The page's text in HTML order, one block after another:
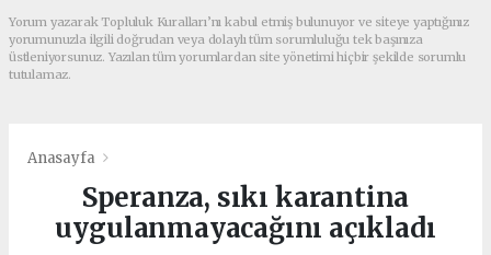
Yorum yazarak Topluluk Kuralları’nı kabul etmiş bulunuyor ve siteye yaptığınız
yorumunuzla ilgili doğrudan veya dolaylı tüm sorumluluğu tek başınıza
üstleniyorsunuz. Yazılan tüm yorumlardan site yönetimi hiçbir şekilde sorumlu
tutulamaz.
Anasayfa
Speranza, sıkı karantina
uygulanmayacağını açıkladı